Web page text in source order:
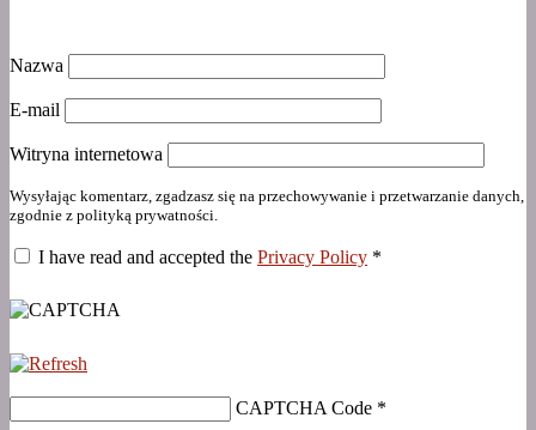
Nazwa
E-mail
Witryna internetowa
Wysyłając komentarz, zgadzasz się na przechowywanie i przetwarzanie danych,
zgodnie z polityką prywatności.
I have read and accepted the Privacy Policy *
CAPTCHA Code *